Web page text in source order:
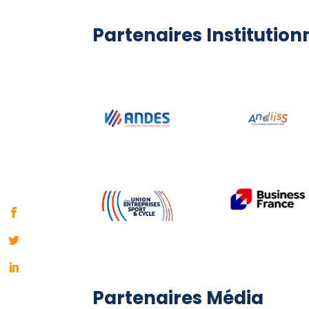
Partenaires
Partenaires Média